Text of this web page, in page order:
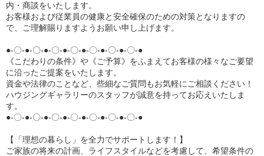
内・商談をいたします。
お客様および従業員の健康と安全確保のための対策となりますの
で、ご理解賜りますようお願い申し上げます。
●-〇-●-〇-●-〇-●-〇-●-〇-●-〇-●-〇-●
《こだわりの条件》や《ご予算》をふまえてお客様の様々なご要望
に沿ったご提案をいたします。
資金や法律のことなど、些細なご質問もお気軽にご相談ください！
ハウジングギャラリーのスタッフが誠意を持ってお応えいたしま
す。
●-〇-●-〇-●-〇-●-〇-●-〇-●-〇-●-〇-●
【「理想の暮らし」を全力でサポートします！】
ご家族の将来の計画、ライフスタイルなどを考慮して、希望条件の